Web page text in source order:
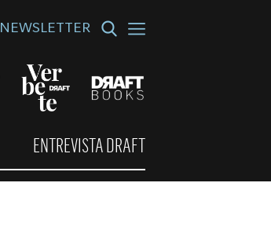
NEWSLETTER
ENTREVISTA DRAFT